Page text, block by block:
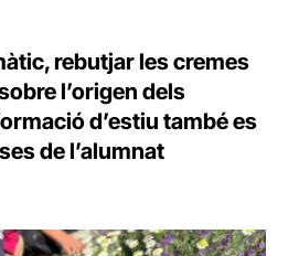
rebutjar les cremes
l’origen dels
d’estiu també es
de l’alumnat